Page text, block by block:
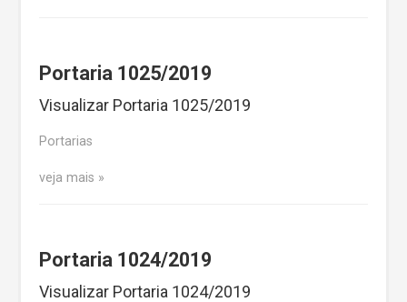
Portaria 1025/2019
Visualizar Portaria 1025/2019
Portarias
veja mais
Portaria 1024/2019
Visualizar Portaria 1024/2019